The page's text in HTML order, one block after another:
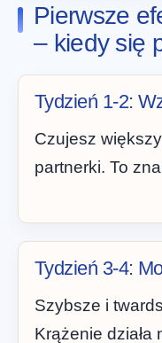
Pierwsze
– kiedy się
Tydzień 1-2:
Czujesz
partnerki. To
Tydzień 3-4:
Szybsze i
Krążenie działa